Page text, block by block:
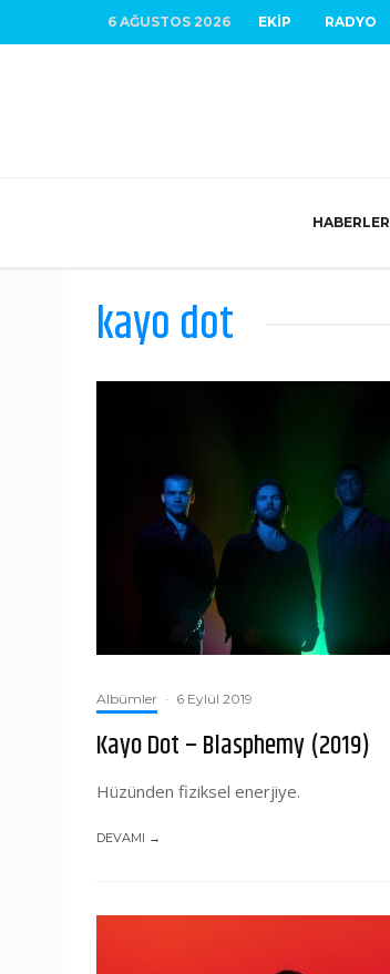
6 AĞUSTOS 2026 EKIP RADYO
HABERLER
kayo dot
Albümler · 6 Eylül 2019
Kayo Dot – Blasphemy (2019)
Hüzünden fiziksel enerjiye.
DEVAMI →